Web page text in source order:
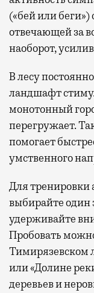
(«бей или
отвечающей за
наоборот,
В лесу
ландшафт
монотонный
перегружает.
помогает
умственного
Для тренировки
выбирайте один
удерживайте
Пробовать
Тимирязевском
или «Долине
деревьев и